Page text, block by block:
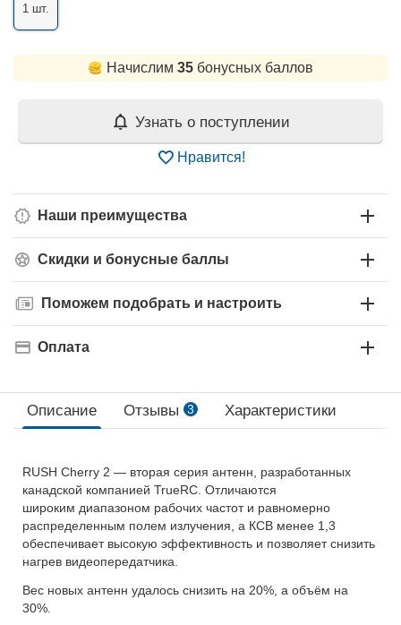
1 шт.
Начислим 35бонусных баллов
Узнать о поступлении
Нравится!
Наши преимущества
Скидки и бонусные баллы
Поможем подобрать и настроить
Оплата
Описание Отзывы 3 Характеристики
RUSH Cherry 2 — вторая серия антенн, разработанных
канадской компанией TrueRC. Отличаются
широким диапазоном рабочих частот и равномерно
распределенным полем излучения, а КСВ менее 1,3
обеспечивает высокую эффективность и позволяет снизить
нагрев видеопередатчика.
Вес новых антенн удалось снизить на 20%, а объём на
30%.